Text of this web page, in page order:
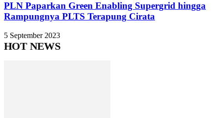
PLN Paparkan Green Enabling Supergrid hingga
Rampungnya PLTS Terapung Cirata
5 September 2023
HOT NEWS